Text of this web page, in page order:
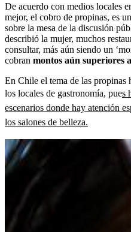
De acuerdo con medios locales
mejor, el cobro de propinas, es
sobre la mesa de la discusión
describió la mujer, muchos
consultar, más aún siendo un
cobran montos aún superiores
En Chile el tema de las propinas
los locales de gastronomía, pues
escenarios donde hay atención
los salones de belleza.